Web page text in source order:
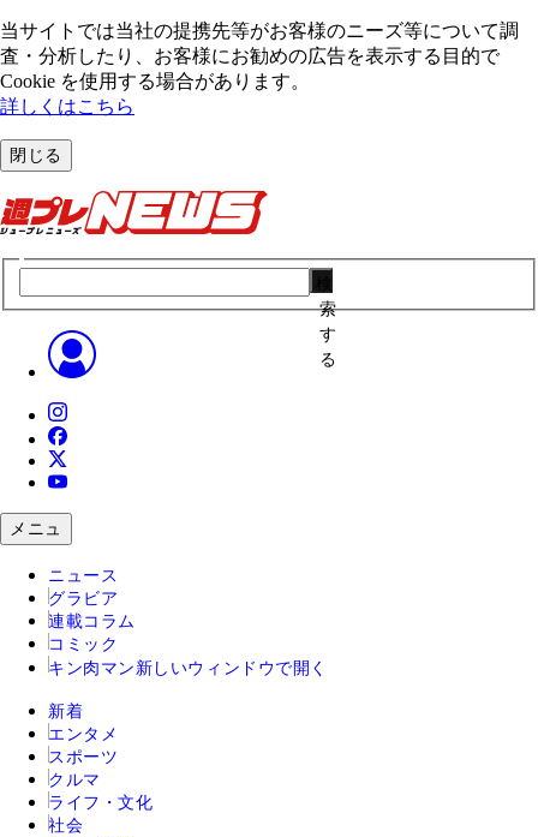
当サイトでは当社の提携先等がお客様のニーズ等について調
査・分析したり、お客様にお勧めの広告を表⽰する⽬的で
Cookie を使⽤する場合があります。
詳しくはこちら
閉じる
索
す
る
メニュ
ニュース
グラビア
連載コラム
コミック
キン肉マン 新しいウィンドウで開く
新着
エンタメ
スポーツ
クルマ
ライフ・文化
社会